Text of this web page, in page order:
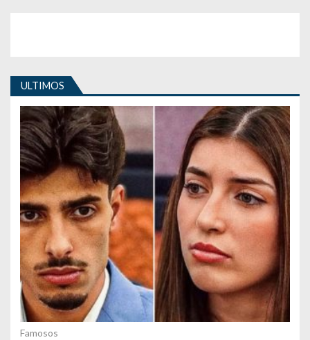
i
g
o
s
ULTIMOS
Famosos